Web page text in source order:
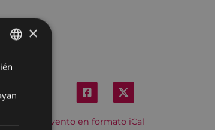
el evento en formato iCal
BASQUE
×